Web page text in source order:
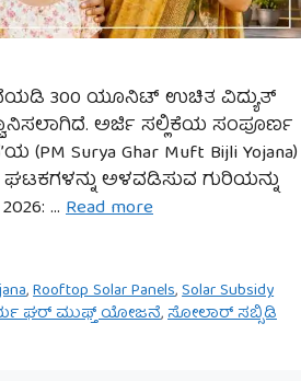
300 ಯೂನಿಟ್ ಉಚಿತ ವಿದ್ಯುತ್
ಅರ್ಜಿ ಸಲ್ಲಿಕೆಯ ಸಂಪೂರ್ಣ
Surya Ghar Muft Bijli Yojana)
ಅಳವಡಿಸುವ ಗುರಿಯನ್ನು
… Read more
,Rooftop Solar Panels,Solar Subsidy
ಘರ್ ಮುಫ್ತ್ ಯೋಜನೆ,ಸೋಲಾರ್ ಸಬ್ಸಿಡಿ